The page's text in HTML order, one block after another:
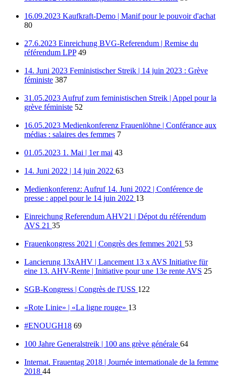
16.09.2023 Kaufkraft-Demo | Manif pour le pouvoir d'achat
80
27.6.2023 Einreichung BVG-Referendum | Remise du
référendum LPP 49
14. Juni 2023 Feministischer Streik | 14 juin 2023 : Grève
féministe 387
31.05.2023 Aufruf zum feministischen Streik | Appel pour la
grève féministe 52
16.05.2023 Medienkonferenz Frauenlöhne | Conférance aux
médias : salaires des femmes 7
01.05.2023 1. Mai | 1er mai 43
14. Juni 2022 | 14 juin 2022 63
Medienkonferenz: Aufruf 14. Juni 2022 | Conférence de
presse : appel pour le 14 juin 2022 13
Einreichung Referendum AHV21 | Dépot du référendum
AVS 21 35
Frauenkongress 2021 | Congrès des femmes 2021 53
Lancierung 13xAHV | Lancement 13 x AVS Initiative für
eine 13. AHV-Rente | Initiative pour une 13e rente AVS 25
SGB-Kongress | Congrès de l'USS 122
«Rote Linie» | «La ligne rouge» 13
#ENOUGH18 69
100 Jahre Generalstreik | 100 ans grève générale 64
Internat. Frauentag 2018 | Journée internationale de la femme
2018 44